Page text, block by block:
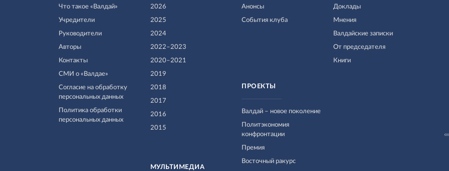
Что такое «Валдай»
Учредители
Руководители
Авторы
Контакты
СМИ о «Валдае»
Согласие на обработку
персональных данных
Политика обработки
персональных данных
2026
2025
2024
2022–2023
2020–2021
2019
2018
2017
2016
2015
МУЛЬТИМЕДИА
Анонсы
События клуба
ПРОЕКТЫ
Валдай – новое поколение
Политэкономия
конфронтации
Премия
Восточный ракурс
Доклады
Мнения
Валдайские записки
От председателя
Книги